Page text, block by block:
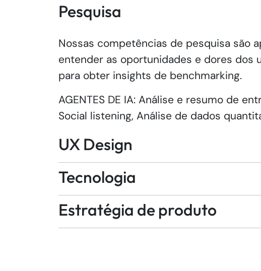
Pesquisa
Nossas competências de pesquisa são
entender as oportunidades e dores dos
para obter insights de benchmarking.
AGENTES DE IA: Análise e resumo de
Social listening, Análise de dados
UX Design
Tecnologia
Estratégia de produto